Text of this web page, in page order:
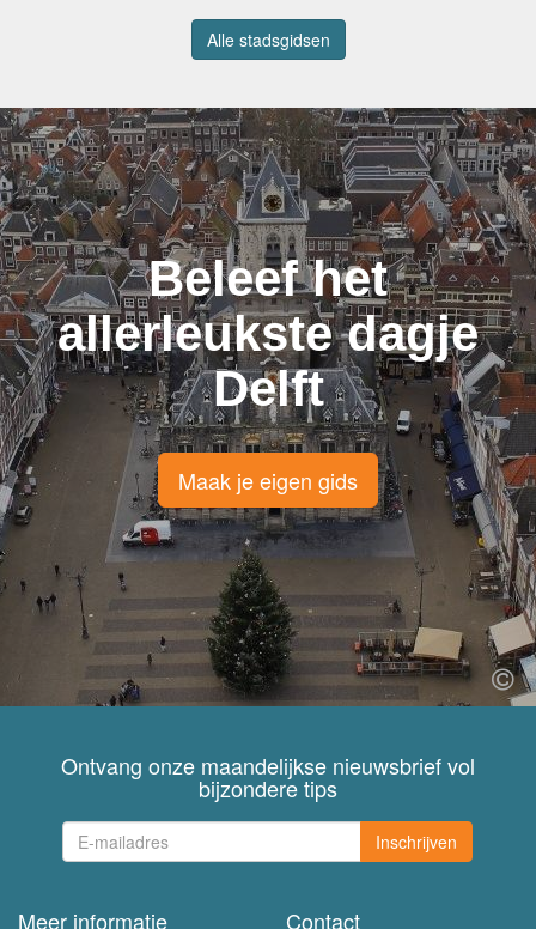
Alle stadsgidsen
Beleef het
allerleukste dagje
Delft
Maak je eigen gids
Ontvang onze maandelijkse nieuwsbrief vol
bijzondere tips
Inschrijven
Meer informatie Contact